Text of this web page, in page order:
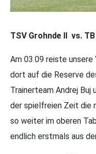
TSV Grohnde II vs.
Am 03.09 reiste unsere
dort auf die Reserve
Trainerteam Andrej Buj
der spielfreien Zeit die
so weiter im oberen
endlich erstmals aus